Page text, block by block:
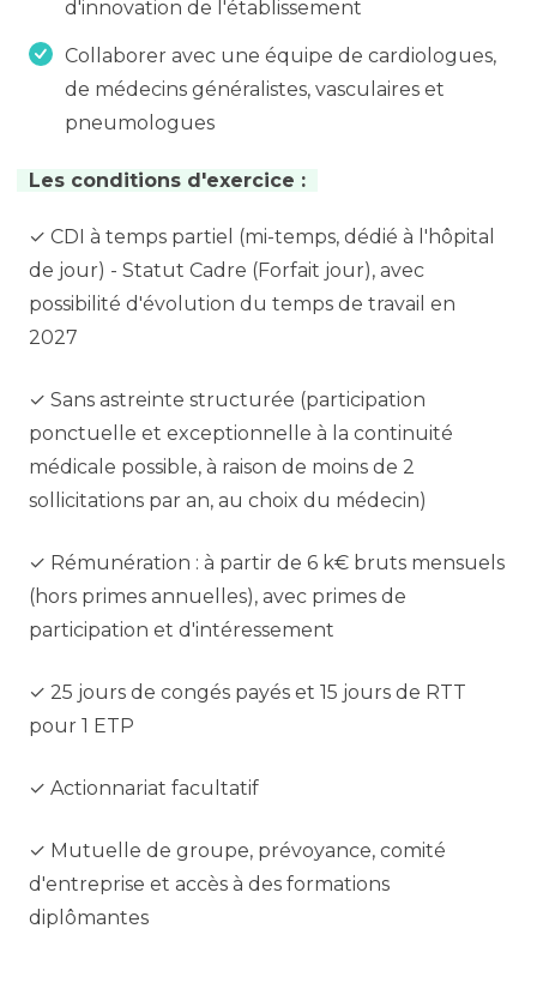
d'innovation de l'établissement
Collaborer avec une équipe de cardiologues,
de médecins généralistes, vasculaires et
pneumologues
Les conditions d'exercice :
✓ CDI à temps partiel (mi-temps, dédié à l'hôpital
de jour) - Statut Cadre (Forfait jour), avec
possibilité d'évolution du temps de travail en
2027
✓ Sans astreinte structurée (participation
ponctuelle et exceptionnelle à la continuité
médicale possible, à raison de moins de 2
sollicitations par an, au choix du médecin)
✓ Rémunération : à partir de 6 k€ bruts mensuels
(hors primes annuelles), avec primes de
participation et d'intéressement
✓ 25 jours de congés payés et 15 jours de RTT
pour 1 ETP
✓ Actionnariat facultatif
✓ Mutuelle de groupe, prévoyance, comité
d'entreprise et accès à des formations
diplômantes